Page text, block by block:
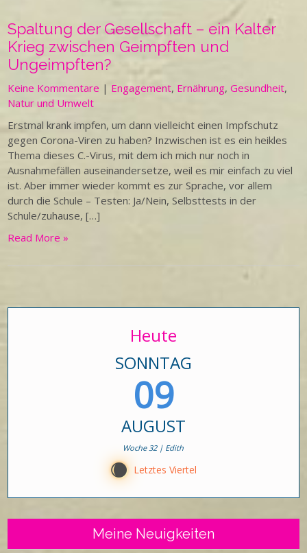
Spaltung der Gesellschaft – ein Kalter
Krieg zwischen Geimpften und
Ungeimpften?
Keine Kommentare | Engagement, Ernährung,Gesundheit,
Natur und Umwelt
Erstmal krank impfen, um dann vielleicht einen Impfschutz
gegen Corona-Viren zu haben? Inzwischen ist es ein heikles
Thema dieses C.-Virus, mit dem ich mich nur noch in
Ausnahmefällen auseinandersetze, weil es mir einfach zu viel
ist. Aber immer wieder kommt es zur Sprache, vor allem
durch die Schule – Testen: Ja/Nein, Selbsttests in der
Schule/zuhause, […]
Read More »
Heute
SONNTAG
09
AUGUST
Woche 32 | Edith
X Letztes Viertel
Meine Neuigkeiten